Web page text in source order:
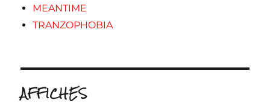
MEANTIME
TRANZOPHOBIA
AFFICHES